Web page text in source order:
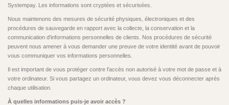
Systempay. Les informations sont cryptées et sécurisées.
Nous maintenons des mesures de sécurité physiques, électroniques et des
procédures de sauvegarde en rapport avec la collecte, la conservation et la
communication d'informations personnelles de clients. Nos procédures de sécurité
peuvent nous amener à vous demander une preuve de votre identité avant de pouvoir
vous communiquer vos informations personnelles.
Il est important de vous protéger contre l'accès non autorisé à votre mot de passe et à
votre ordinateur. Si vous partagez un ordinateur, vous devez vous déconnecter après
chaque utilisation.
À quelles informations puis-je avoir accès ?